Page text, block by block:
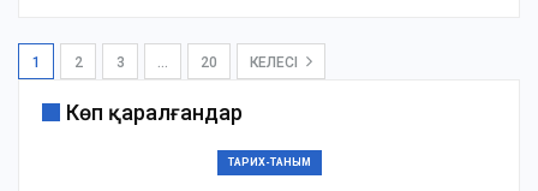
1 2 3 … 20 КЕЛЕСІ
Көп қаралғандар
ТАРИХ-ТАНЫМ